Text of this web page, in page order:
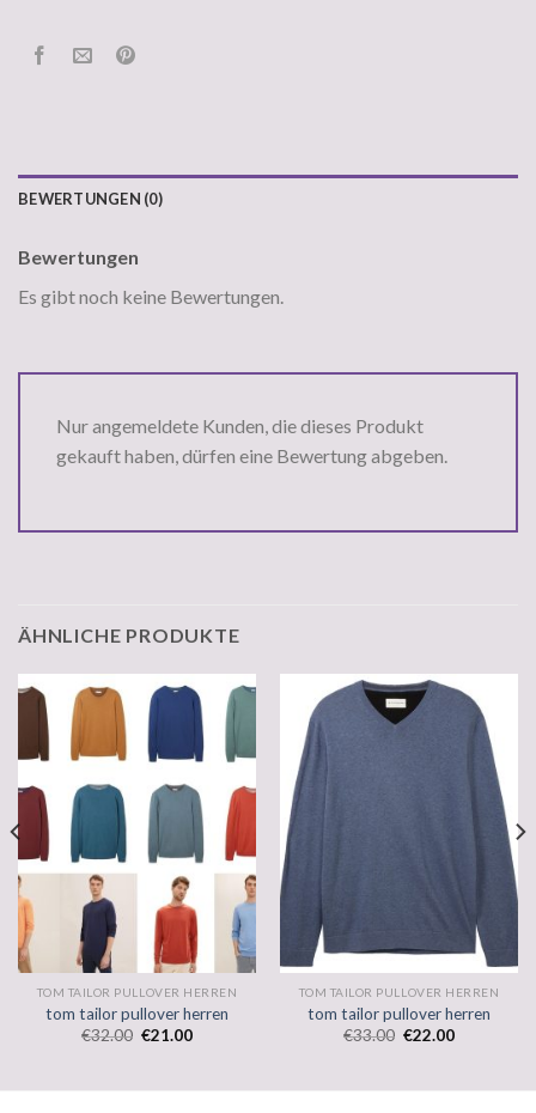
BEWERTUNGEN (0)
Bewertungen
Es gibt noch keine Bewertungen.
Nur angemeldete Kunden, die dieses Produkt
gekauft haben, dürfen eine Bewertung abgeben.
ÄHNLICHE PRODUKTE
TOM TAILOR PULLOVER HERREN
tom tailor pullover herren
€32.00 €21.00
TOM TAILOR PULLOVER HERREN
tom tailor pullover herren
€33.00 €22.00